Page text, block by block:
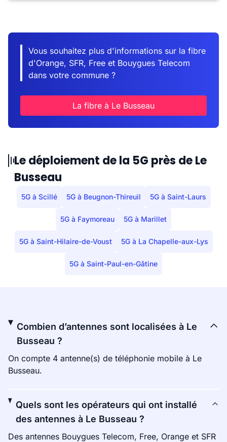
Vous souhaitez plus d'informations sur la fibre
d'Orange, SFR, Free et Bouygues Telecom
dans votre commune ?
La fibre à Le Busseau
Le déploiement de la 5G près de Le
Busseau
5G à Scillé 5G à Beugnon-Thireuil 5G à Saint-Laurs
5G à Faymoreau 5G à Marillet
5G à Saint-Hilaire-de-Voust 5G à La Chapelle-aux-Lys
5G à Saint-Paul-en-Gâtine
Combien d’antennes sont localisées à Le
Busseau ?
On compte 4 antenne(s) de téléphonie mobile à Le
Busseau.
Quels sont les opérateurs qui ont installé
des antennes à Le Busseau ?
Des antennes Bouygues Telecom, Free, Orange et SFR